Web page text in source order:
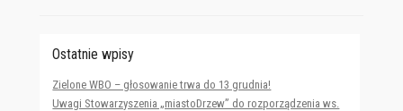
Ostatnie wpisy
Zielone WBO – głosowanie trwa do 13 grudnia!
Uwagi Stowarzyszenia „miastoDrzew” do rozporządzenia ws.